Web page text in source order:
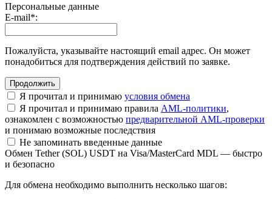
Персональные данные
E-mail*:
Пожалуйста, указывайте настоящий email адрес. Он может
понадобиться для подтверждения действий по заявке.
Я прочитал и принимаю условия обмена
Я прочитал и принимаю правила AML-политики,
ознакомлен с возможностью предварительной AML-проверки
и понимаю возможные последствия
Не запоминать введенные данные
Обмен Tether (SOL) USDT на Visa/MasterCard MDL — быстро
и безопасно
Для обмена необходимо выполнить несколько шагов: